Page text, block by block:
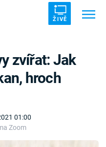
ŽIVĚ
01:00
Zoom
zvířat: Jak
hroch